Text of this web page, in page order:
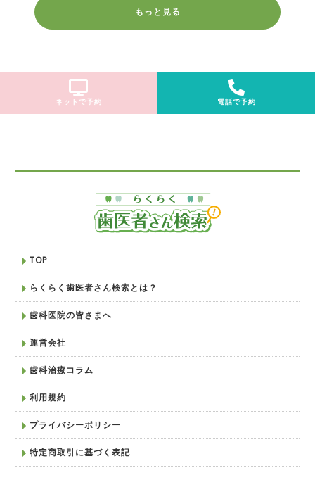
もっと見る
ネットで予約 電話で予約
TOP
らくらく歯医者さん検索とは？
歯科医院の皆さまへ
運営会社
歯科治療コラム
利用規約
プライバシーポリシー
特定商取引に基づく表記